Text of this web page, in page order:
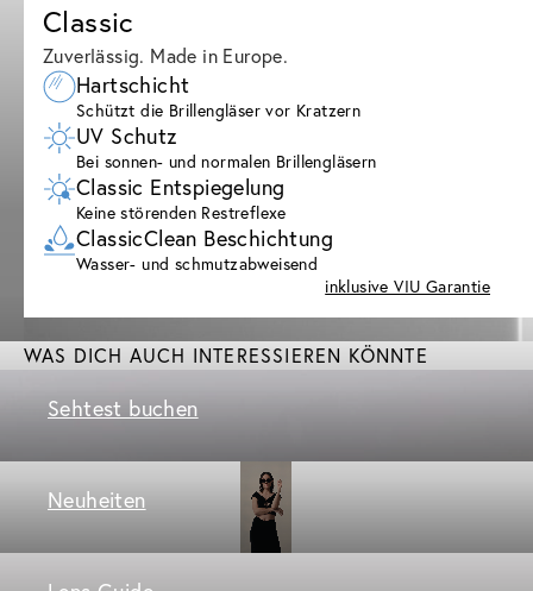
Classic
Zuverlässig. Made in Europe.
Hartschicht
Schützt die Brillengläser vor Kratzern
UV Schutz
Bei sonnen- und normalen Brillengläsern
Classic Entspiegelung
Keine störenden Restreflexe
ClassicClean Beschichtung
Wasser- und schmutzabweisend
inklusive VIU Garantie
WAS DICH AUCH INTERESSIEREN KÖNNTE
Sehtest buchen
Neuheiten